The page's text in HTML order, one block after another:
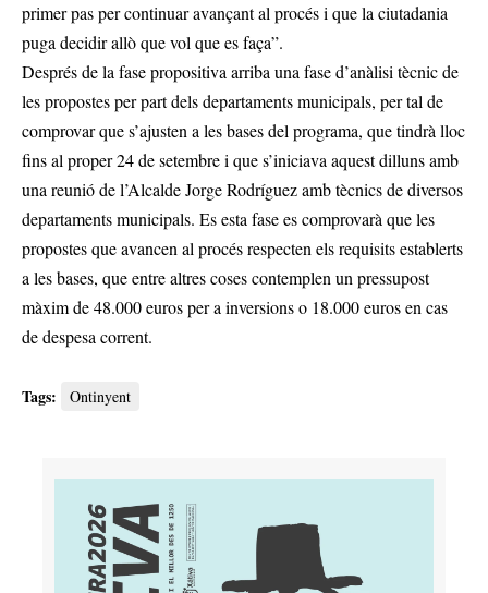
primer pas per continuar avançant al procés i que la ciutadania
puga decidir allò que vol que es faça”.
Després de la fase propositiva arriba una fase d’anàlisi tècnic de
les propostes per part dels departaments municipals, per tal de
comprovar que s’ajusten a les bases del programa, que tindrà lloc
fins al proper 24 de setembre i que s’iniciava aquest dilluns amb
una reunió de l’Alcalde Jorge Rodríguez amb tècnics de diversos
departaments municipals. Es esta fase es comprovarà que les
propostes que avancen al procés respecten els requisits establerts
a les bases, que entre altres coses contemplen un pressupost
màxim de 48.000 euros per a inversions o 18.000 euros en cas
de despesa corrent.
Tags: Ontinyent